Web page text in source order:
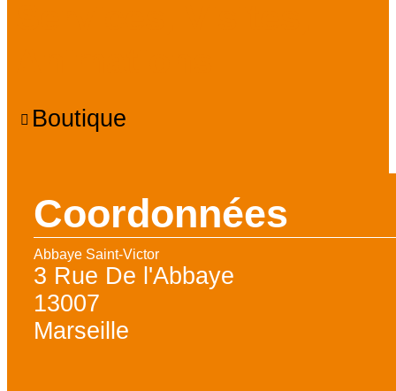
Boutique
Coordonnées
Abbaye Saint-Victor
3 Rue De l'Abbaye
13007
Marseille